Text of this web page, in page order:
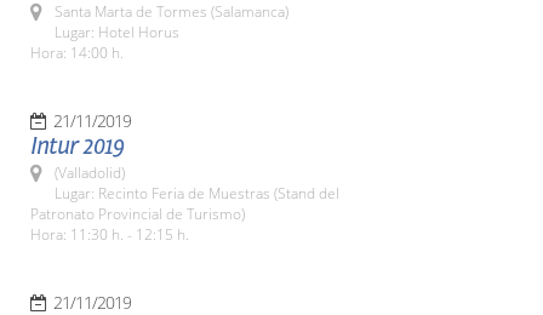
Santa Marta de Tormes (Salamanca)
Lugar: Hotel Horus
Hora: 14:00 h.
21/11/2019
Intur 2019
(Valladolid)
Lugar: Recinto Feria de Muestras (Stand del
Patronato Provincial de Turismo)
Hora: 11:30 h. - 12:15 h.
21/11/2019